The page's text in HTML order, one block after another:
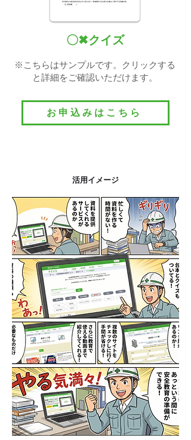
〇✖クイズ
​※こちらはサンプルです。クリックする
と詳細をご確認いただけます。
お申込みはこちら
活用イメージ